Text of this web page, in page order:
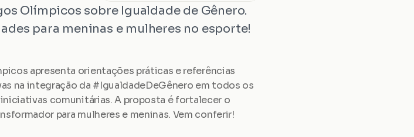
Olímpicos sobre Igualdade de Gênero.
para meninas e mulheres no esporte!
apresenta orientações práticas e referências
na integração da #IgualdadeDeGênero em todos os
comunitárias. A proposta é fortalecer o
para mulheres e meninas. Vem conferir!